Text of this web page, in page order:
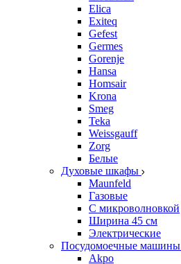
Elica
Exiteq
Gefest
Germes
Gorenje
Hansa
Homsair
Krona
Smeg
Teka
Weissgauff
Zorg
Белые
Духовые шкафы
Maunfeld
Газовые
С микроволновкой
Ширина 45 см
Электрические
Посудомоечные машины
Akpo